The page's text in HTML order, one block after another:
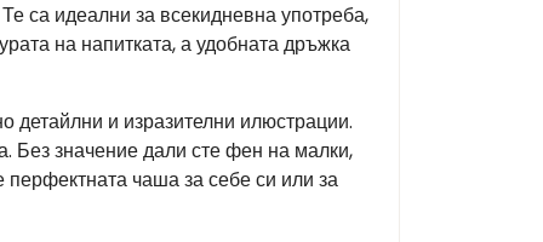
са идеални за всекидневна употреба,
на напитката, а удобната дръжка
детайлни и изразителни илюстрации.
Без значение дали сте фен на малки,
чаша за себе си или за